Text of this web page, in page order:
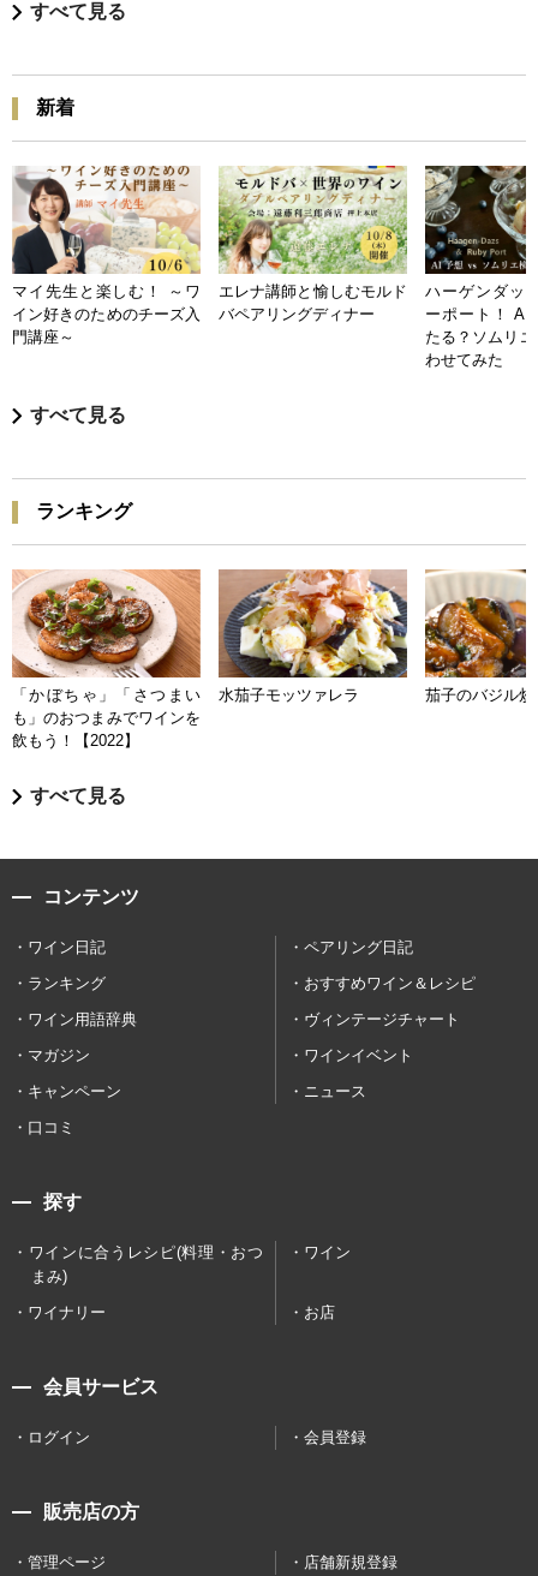
すべて見る
新着
マイ先生と楽しむ！ ～ワ
イン好きのためのチーズ入
門講座～
エレナ講師と愉しむモルド
バペアリングディナー
ハーゲンダッ
ーポート！ AI
たる？ソムリ
わせてみた
すべて見る
ランキング
「かぼちゃ」「さつまい
も」のおつまみでワインを
飲もう！【2022】
水茄子モッツァレラ 茄子のバジル炒
すべて見る
コンテンツ
ワイン日記
ペアリング日記
ランキング
おすすめワイン＆レシピ
ワイン用語辞典
ヴィンテージチャート
マガジン
ワインイベント
キャンペーン
ニュース
口コミ
探す
ワインに合うレシピ(料理・おつ
まみ)
ワイン
ワイナリー お店
会員サービス
ログイン 会員登録
販売店の方
管理ページ 店舗新規登録